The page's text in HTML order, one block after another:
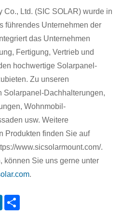
Co., Ltd. (SIC SOLAR) wurde in
führendes Unternehmen der
das Unternehmen
Fertigung, Vertrieb und
hochwertige Solarpanel-
Zu unseren
Solarpanel-Dachhalterungen,
Wohnmobil-
usw. Weitere
Produkten finden Sie auf
www.sicsolarmount.com/.
können Sie uns gerne unter
.
LinkedIn